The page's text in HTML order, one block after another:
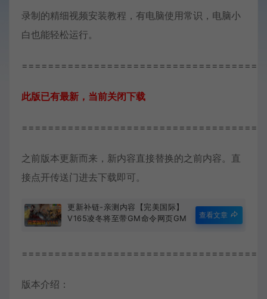
录制的精细视频安装教程，有电脑使用常识，电脑小
白也能轻松运行。
此版已有最新，当前关闭下载
之前版本更新而来，新内容直接替换的之前内容。直
接点开传送门进去下载即可。
更新补链-亲测内容【完美国际】
V165凌冬将至带GM命令网页GM
查看文章
版本介绍：